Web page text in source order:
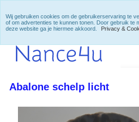
Abalone schelp licht
Wij gebruiken cookies om de gebruikerservaring te
of om advertenties te kunnen tonen. Door gebruik te
deze website ga je hiermee akkoord.
Privacy &